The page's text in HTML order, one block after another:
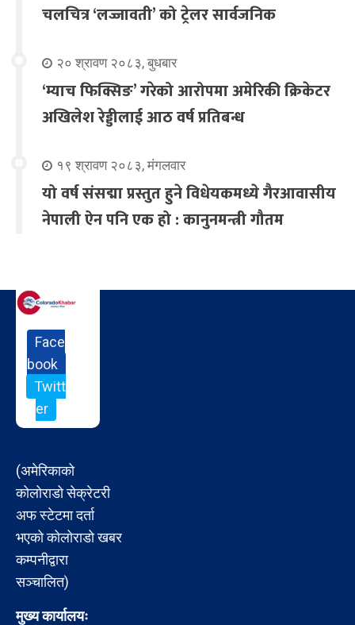
चलचित्र ‘लज्जावती’ को ट्रेलर सार्वजनिक
२० श्रावण २०८३, बुधबार
‘म्याच फिक्सिङ’ गरेको आरोपमा अमेरिकी क्रिकेटर
अखिलेश रेड्डीलाई आठ वर्ष प्रतिबन्ध
१९ श्रावण २०८३, मंगलवार
यो वर्ष संसद्मा प्रस्तुत हुने विधेयकमध्ये गैरआवासीय
नेपाली ऐन पनि एक हो : कानुनमन्त्री गौतम
Face
book
Twitt
er
(अमेरिकाको
कोलोराडो सेक्रेटरी
अफ स्टेटमा दर्ता
भएको कोलोराडो खबर
कम्पनीद्वारा
सञ्चालित)
मुख्य कार्यालयः